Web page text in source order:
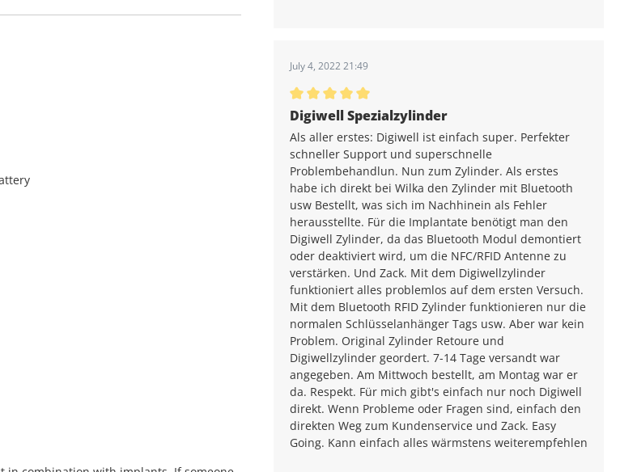
July 4, 2022 21:49
Average rating of 5 out of 5 stars
Digiwell Spezialzylinder
Als aller erstes: Digiwell ist einfach super. Perfekter
schneller Support und superschnelle
Problembehandlun. Nun zum Zylinder. Als erstes
habe ich direkt bei Wilka den Zylinder mit Bluetooth
usw Bestellt, was sich im Nachhinein als Fehler
herausstellte. Für die Implantate benötigt man den
Digiwell Zylinder, da das Bluetooth Modul demontiert
oder deaktiviert wird, um die NFC/RFID Antenne zu
verstärken. Und Zack. Mit dem Digiwellzylinder
funktioniert alles problemlos auf dem ersten Versuch.
Mit dem Bluetooth RFID Zylinder funktionieren nur die
normalen Schlüsselanhänger Tags usw. Aber war kein
Problem. Original Zylinder Retoure und
Digiwellzylinder geordert. 7-14 Tage versandt war
angegeben. Am Mittwoch bestellt, am Montag war er
da. Respekt. Für mich gibt's einfach nur noch Digiwell
direkt. Wenn Probleme oder Fragen sind, einfach den
direkten Weg zum Kundenservice und Zack. Easy
Going. Kann einfach alles wärmstens weiterempfehlen